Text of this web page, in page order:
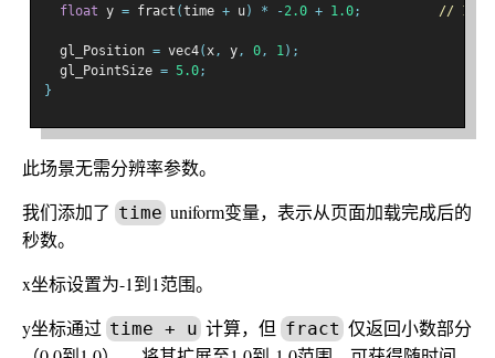
float y = fract (time + u) * -2.0 + 1.0; // 1.0
  gl_Position
= vec4(x, y, 0, 1);
  gl_PointSize
= 5.0;
}
此场景无需分辨率参数。
我们添加了 time uniform变量，表示从页面加载完成后的
秒数。
x坐标设置为-1到1范围。
y坐标通过 time + u 计算，但 fract 仅返回小数部分